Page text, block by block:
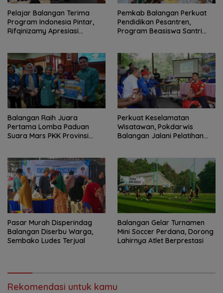
Pelajar Balangan Terima
Program Indonesia Pintar,
Rifqinizamy Apresiasi
Pemkab Balangan Perkuat
Pendidikan Pesantren,
Program Beasiswa Santri
Balangan Raih Juara
Pertama Lomba Paduan
Suara Mars PKK Provinsi
Perkuat Keselamatan
Wisatawan, Pokdarwis
Balangan Jalani Pelatihan
Pasar Murah Disperindag
Balangan Diserbu Warga,
Sembako Ludes Terjual
Balangan Gelar Turnamen
Mini Soccer Perdana, Dorong
Lahirnya Atlet Berprestasi
Rekomendasi untuk kamu